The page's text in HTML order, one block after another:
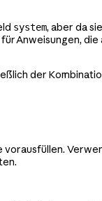
system, aber da
für Anweisungen,
der